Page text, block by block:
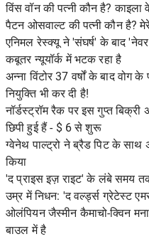
विंस वॉन की पत्नी कौन है?
पैटन ओसवाल्ट की पत्नी कौन है?
एनिमल रेस्क्यू ने 'संघर्ष' के बाद 'नेवर
कबूतर न्यूयॉर्क में भटक रहा है
अन्ना विंटोर 37 वर्षों के बाद वोग
नियुक्ति भी कर दी है!
नॉर्डस्ट्रॉम रैक पर इस गुप्त
छिपी हुई हैं - $ 6 से शुरू
ग्वेनेथ पाल्ट्रो ने ब्रैड पिट के
किया
'द प्राइस इज़ राइट' के लंबे समय
उम्र में निधन: 'द वर्ल्ड्स ग्रेटेस्ट
ओलंपियन जैस्मीन कैमाचो-क्विन
बाउल में है